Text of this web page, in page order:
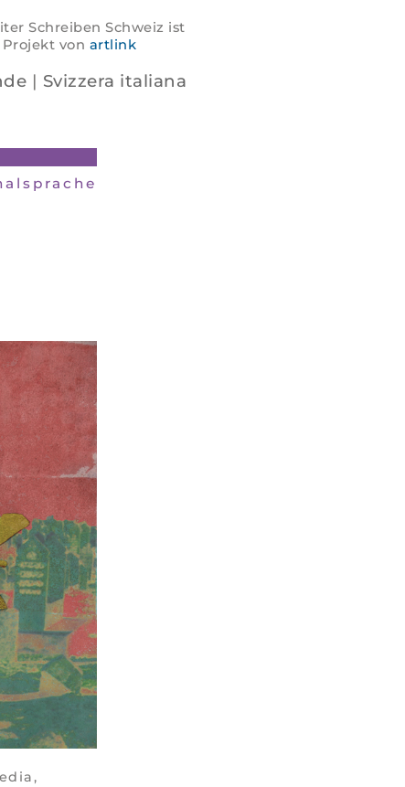
Schreiben Schweiz ist
von artlink
| Svizzera italiana